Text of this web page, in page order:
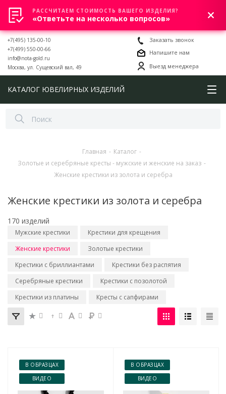
0
+7(495) 135-00-10
+7(499) 550-00-66
info@nota-gold.ru
Москва, ул. Сущевский вал, 49
Заказать звонок
Напишите нам
Выезд менеджера
КАТАЛОГ ЮВЕЛИРНЫХ ИЗДЕЛИЙ
Главная - Каталог -
Золотые и серебряные кресты - мужские и женские на заказ -
Женские крестики из золота и серебра
Женские крестики из золота и серебра
170 изделий
Мужские крестики
Крестики для крещения
Женские крестики
Золотые крестики
Крестики с бриллиантами
Крестики без распятия
Серебряные крестики
Крестики с позолотой
Крестики из платины
Кресты с сапфирами
В ОБРАЗЦАХ
ВИДЕО
В ОБРАЗЦАХ
ВИДЕО
РАССЧИТАЕМ СТОИМОСТЬ ВАШЕГО ИЗДЕЛИЯ?
«Ответьте на несколько вопросов»